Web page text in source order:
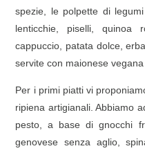
spezie, le polpette di
lenticchie, piselli, quinoa
cappuccio, patata dolce,
servite con maionese vegana
Per i primi piatti vi
ripiena artigianali. Abbiamo
pesto, a base di gnocchi
genovese senza aglio,